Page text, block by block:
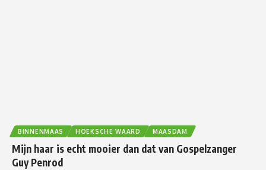
BINNENMAAS HOEKSCHE WAARD MAASDAM
Mijn haar is echt mooier dan dat van Gospelzanger
Guy Penrod